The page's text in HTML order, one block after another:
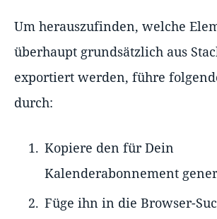
Um herauszufinden, welche
überhaupt grundsätzlich aus
exportiert werden, führe
durch:
Kopiere den für Dein
Kalenderabonnement
Füge ihn in die Browser-